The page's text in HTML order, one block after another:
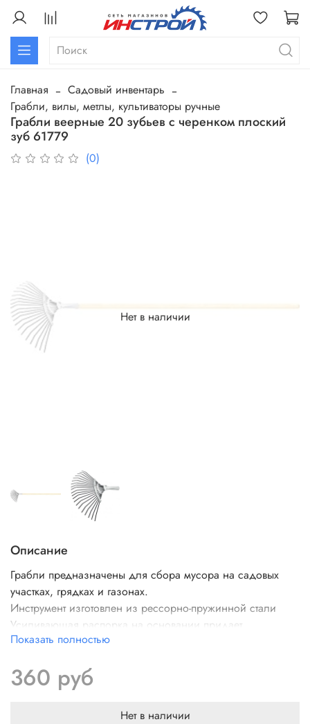
Главная
Садовый инвентарь
Грабли, вилы, метлы, культиваторы ручные
Грабли веерные 20 зубьев с черенком плоский
зуб 61779
(0)
Нет в наличии
Описание
Грабли предназначены для сбора мусора на садовых
участках, грядках и газонах.
Инструмент изготовлен из рессорно-пружинной стали
Усиливающая распорка на основании придает
инструменту упругость и устойчивость к нагрузкам.
Надежный, долговечный инструмент
Не подвержены коррозии.
Показать полностью
360 руб
Нет в наличии